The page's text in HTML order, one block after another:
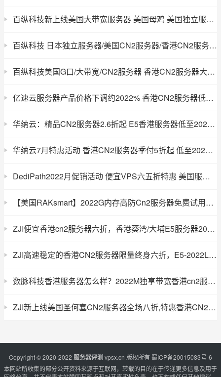
百纵科技新上线美国大带宽服务器 美国母鸡 美国独立服务器 美国洛杉矶服务器 美国CN2服务器
百纵科技 日本独立服务器/美国CN2服务器/香港CN2服务器大促销
百纵科技美国G口/大带宽/CN2服务器 香港CN2服务器大促销
亿速云服务器产品价格下调约2022% 香港CN2服务器低至2022元/月
华纳云：精品CN2服务器2.6折起 E5香港服务器低至2022元/月 买云服务器就送SSL证书
华纳云7月特惠活动 香港CN2服务器季付5折起 低至2022元/月
DediPath2022月促销活动 便宜VPS六五折特惠 美国服务器仅需$2022/月
【美国RAKsmart】2022G内存高防Cn2服务器免费试用7天
ZJI便宜香港cn2服务器六折，香港葵湾/大埔E5服务器2022元/月
ZJI高速稳定的香港CN2服务器限量终身六折，E5-2022L 2022G 2022元/月起
数脉科技香港服务器怎么样？2022M独享带宽香港cn2服务器测评2022元/月起
ZJI新上线美国圣何塞CN2服务器全场八折,特惠香港CN2服务器6折,8核2022线程2022G内存2022元/月
Copyright © 2020-2022 服务器评测vpsx.cn 版权所有 蜀ICP备20015083号-6
本网站所收集的部分公开资料来源于互联网，转载的目的在于传递更多信息及用于